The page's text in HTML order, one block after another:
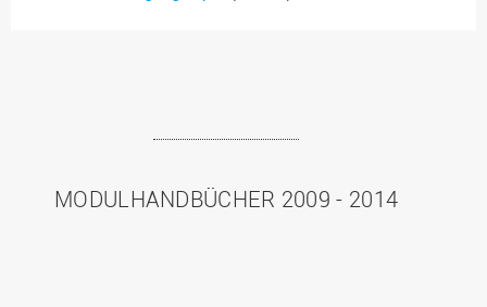
MODULHANDBÜCHER 2009 - 2014